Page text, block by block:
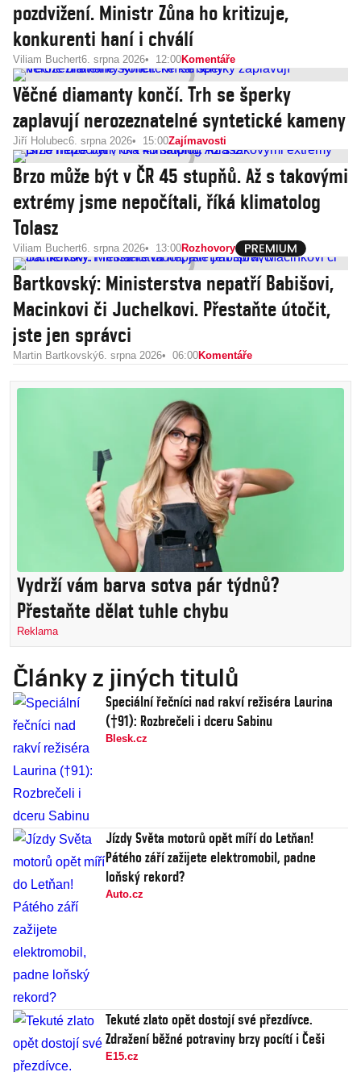
pozdvižení. Ministr Zůna ho kritizuje,
konkurenti haní i chválí
Viliam Buchert6. srpna 2026 12:00Komentáře
Věčné diamanty končí. Trh se šperky
zaplavují nerozeznatelné syntetické kameny
Jiří Holubec6. srpna 2026 15:00Zajímavosti
Brzo může být v ČR 45 stupňů. Až s takovými
extrémy jsme nepočítali, říká klimatolog
Tolasz
Viliam Buchert6. srpna 2026 13:00Rozhovory
Bartkovský: Ministerstva nepatří Babišovi,
Macinkovi či Juchelkovi. Přestaňte útočit,
jste jen správci
Martin Bartkovský6. srpna 2026 06:00Komentáře
Vydrží vám barva sotva pár týdnů?
Přestaňte dělat tuhle chybu
Reklama
Články z jiných titulů
Speciální řečníci nad rakví režiséra Laurina
(†91): Rozbrečeli i dceru Sabinu
Blesk.cz
Jízdy Světa motorů opět míří do Letňan!
Pátého září zažijete elektromobil, padne
loňský rekord?
Auto.cz
Tekuté zlato opět dostojí své přezdívce.
Zdražení běžné potraviny brzy pocítí i Češi
E15.cz